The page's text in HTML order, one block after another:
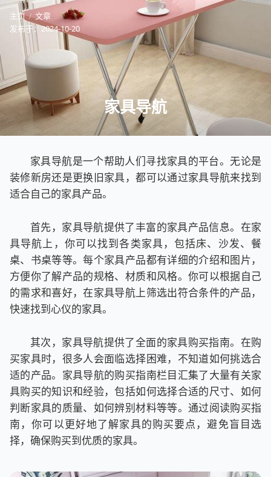
主页
文章
发布于：2024-10-20
家具导航
家具导航是一个帮助人们寻找家具的平台。无论是
装修新房还是更换旧家具，都可以通过家具导航来找到
适合自己的家具产品。
首先，家具导航提供了丰富的家具产品信息。在家
具导航上，你可以找到各类家具，包括床、沙发、餐
桌、书桌等等。每个家具产品都有详细的介绍和图片，
方便你了解产品的规格、材质和风格。你可以根据自己
的需求和喜好，在家具导航上筛选出符合条件的产品，
快速找到心仪的家具。
其次，家具导航提供了全面的家具购买指南。在购
买家具时，很多人会面临选择困难，不知道如何挑选合
适的产品。家具导航的购买指南栏目汇集了大量有关家
具购买的知识和经验，包括如何选择合适的尺寸、如何
判断家具的质量、如何辨别材料等等。通过阅读购买指
南，你可以更好地了解家具的购买要点，避免盲目选
择，确保购买到优质的家具。